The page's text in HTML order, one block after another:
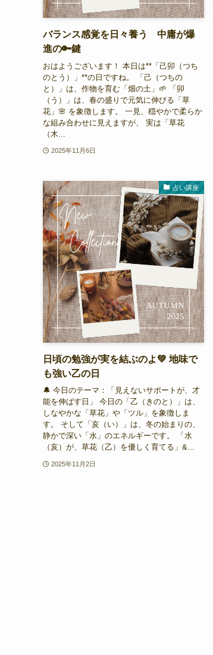
バランス感覚を日々養う 中庸が爆
進の🔑鍵
おはようございます！ 本日は**「己卯（つち
のとう）」**の日ですね。 「己（つちの
と）」は、作物を育む「畑の土」🌱 「卯
（う）」は、春の盛りで元気に伸びる「草
花」🌸 を象徴します。 一見、穏やかで柔らか
な組み合わせに見えますが、 実は「草花
（木...
2025年11月6日
占い講座
日頃の勉強が実を結ぶのよ💚 地味で
も強い乙の日
🔔 今日のテーマ：「見えないサポートが、才
能を伸ばす日」 今日の「乙（きのと）」は、
しなやかな「草花」や「ツル」を象徴しま
す。 そして「亥（い）」は、冬の始まりの、
静かで深い「水」のエネルギーです。 「水
（亥）が、草花（乙）を優しく育てる」&...
2025年11月2日